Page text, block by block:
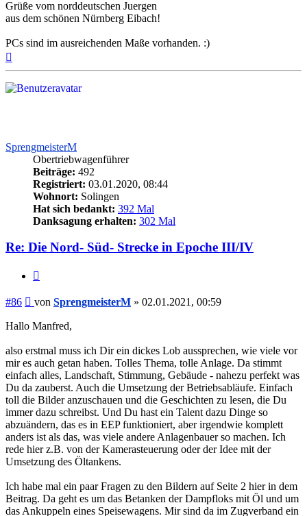
Grüße vom norddeutschen Juergen
aus dem schönen Nürnberg Eibach!
PCs sind im ausreichenden Maße vorhanden. :)
SprengmeisterM
Obertriebwagenführer
Beiträge: 492
Registriert: 03.01.2020, 08:44
Wohnort: Solingen
Hat sich bedankt: 392 Mal
Danksagung erhalten: 302 Mal
Re: Die Nord- Süd- Strecke in Epoche III/IV
#86 Beitrag
von SprengmeisterM » 02.01.2021, 00:59
Hallo Manfred,
also erstmal muss ich Dir ein dickes Lob aussprechen, wie viele vor
mir es auch getan haben. Tolles Thema, tolle Anlage. Da stimmt
einfach alles, Landschaft, Stimmung, Gebäude - nahezu perfekt was
Du da zauberst. Auch die Umsetzung der Betriebsabläufe. Einfach
toll die Bilder anzuschauen und die Geschichten zu lesen, die Du
immer dazu schreibst. Und Du hast ein Talent dazu Dinge so
abzuändern, das es in EEP funktioniert, aber irgendwie komplett
anders ist als das, was viele andere Anlagenbauer so machen. Ich
rede hier z.B. von der Kamerasteuerung oder der Idee mit der
Umsetzung des Öltankens.
Ich habe mal ein paar Fragen zu den Bildern auf Seite 2 hier in dem
Beitrag. Da geht es um das Betanken der Dampfloks mit Öl und um
das Ankuppeln eines Speisewagens. Mir sind da im Zugverband ein